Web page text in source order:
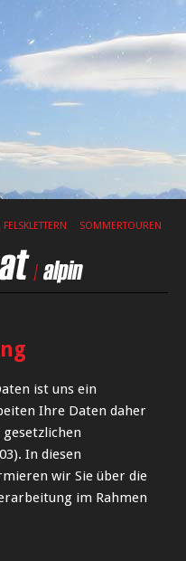
FELSKLETTERN SOMMERTOUREN
ist uns ein
Ihre Daten daher
In diesen
wir Sie über die
im Rahmen